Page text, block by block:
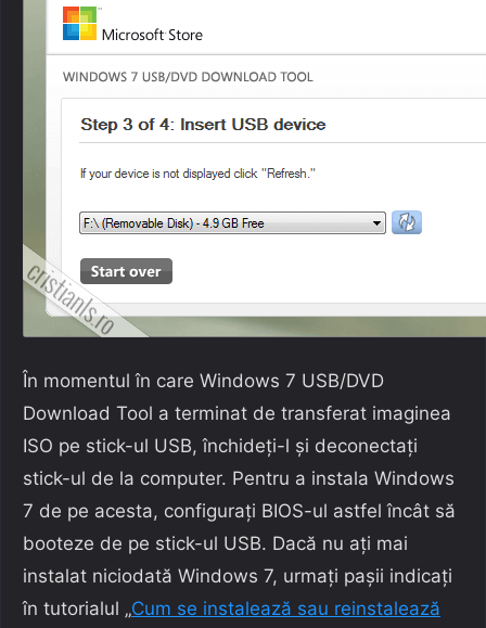
În momentul în care Windows 7 USB/DVD
Download Tool a terminat de transferat imaginea
ISO pe stick-ul USB, închideți-l și deconectați
stick-ul de la computer. Pentru a instala Windows
7 de pe acesta, configurați BIOS-ul astfel încât să
booteze de pe stick-ul USB. Dacă nu ați mai
instalat niciodată Windows 7, urmați pașii indicați
în tutorialul „Cum se instalează sau reinstalează